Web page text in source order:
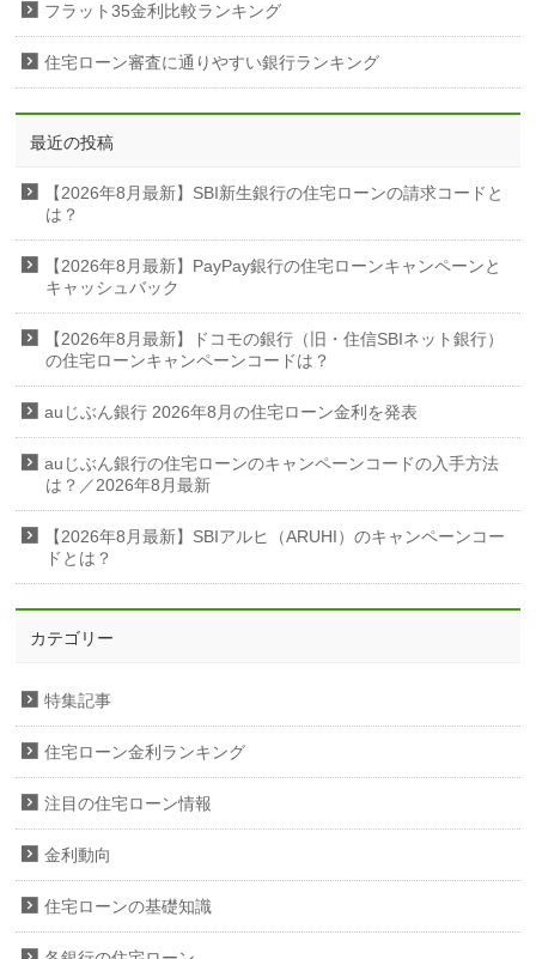
フラット35金利比較ランキング
住宅ローン審査に通りやすい銀行ランキング
最近の投稿
【2026年8月最新】SBI新生銀行の住宅ローンの請求コードと
は？
【2026年8月最新】PayPay銀行の住宅ローンキャンペーンと
キャッシュバック
【2026年8月最新】ドコモの銀行（旧・住信SBIネット銀行）
の住宅ローンキャンペーンコードは？
auじぶん銀行 2026年8月の住宅ローン金利を発表
auじぶん銀行の住宅ローンのキャンペーンコードの入手方法
は？／2026年8月最新
【2026年8月最新】SBIアルヒ（ARUHI）のキャンペーンコー
ドとは？
カテゴリー
特集記事
住宅ローン金利ランキング
注目の住宅ローン情報
金利動向
住宅ローンの基礎知識